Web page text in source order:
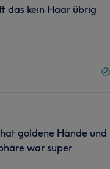
das kein Haar übrig
goldene Hände und
war super